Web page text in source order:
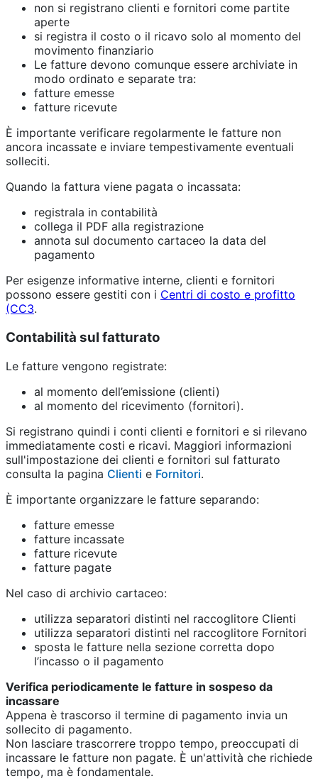
non si registrano clienti e fornitori come partite
aperte
si registra il costo o il ricavo solo al momento del
movimento finanziario
Le fatture devono comunque essere archiviate in
modo ordinato e separate tra:
fatture emesse
fatture ricevute
È importante verificare regolarmente le fatture non
ancora incassate e inviare tempestivamente eventuali
solleciti.
Quando la fattura viene pagata o incassata:
registrala in contabilità
collega il PDF alla registrazione
annota sul documento cartaceo la data del
pagamento
Per esigenze informative interne, clienti e fornitori
possono essere gestiti con i Centri di costo e profitto
(CC3.
Contabilità sul fatturato
Le fatture vengono registrate:
al momento dell’emissione (clienti)
al momento del ricevimento (fornitori).
Si registrano quindi i conti clienti e fornitori e si rilevano
immediatamente costi e ricavi. Maggiori informazioni
sull'impostazione dei clienti e fornitori sul fatturato
consulta la pagina Clienti e Fornitori.
È importante organizzare le fatture separando:
fatture emesse
fatture incassate
fatture ricevute
fatture pagate
Nel caso di archivio cartaceo:
utilizza separatori distinti nel raccoglitore Clienti
utilizza separatori distinti nel raccoglitore Fornitori
sposta le fatture nella sezione corretta dopo
l’incasso o il pagamento
Verifica periodicamente le fatture in sospeso da
incassare
Appena è trascorso il termine di pagamento invia un
sollecito di pagamento.
Non lasciare trascorrere troppo tempo, preoccupati di
incassare le fatture non pagate. È un'attività che richiede
tempo, ma è fondamentale.